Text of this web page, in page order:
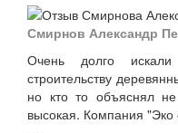
Смирнов Александр
Очень долго
строительству
но кто то объяснял
высокая. Компания "Эко